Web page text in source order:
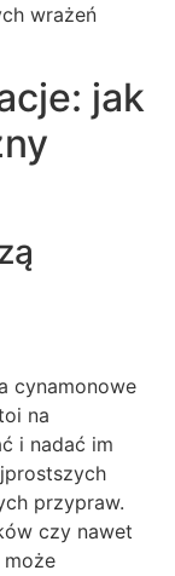
wrażeń
jak
cynamonowe
na
i nadać im
przypraw.
czy nawet